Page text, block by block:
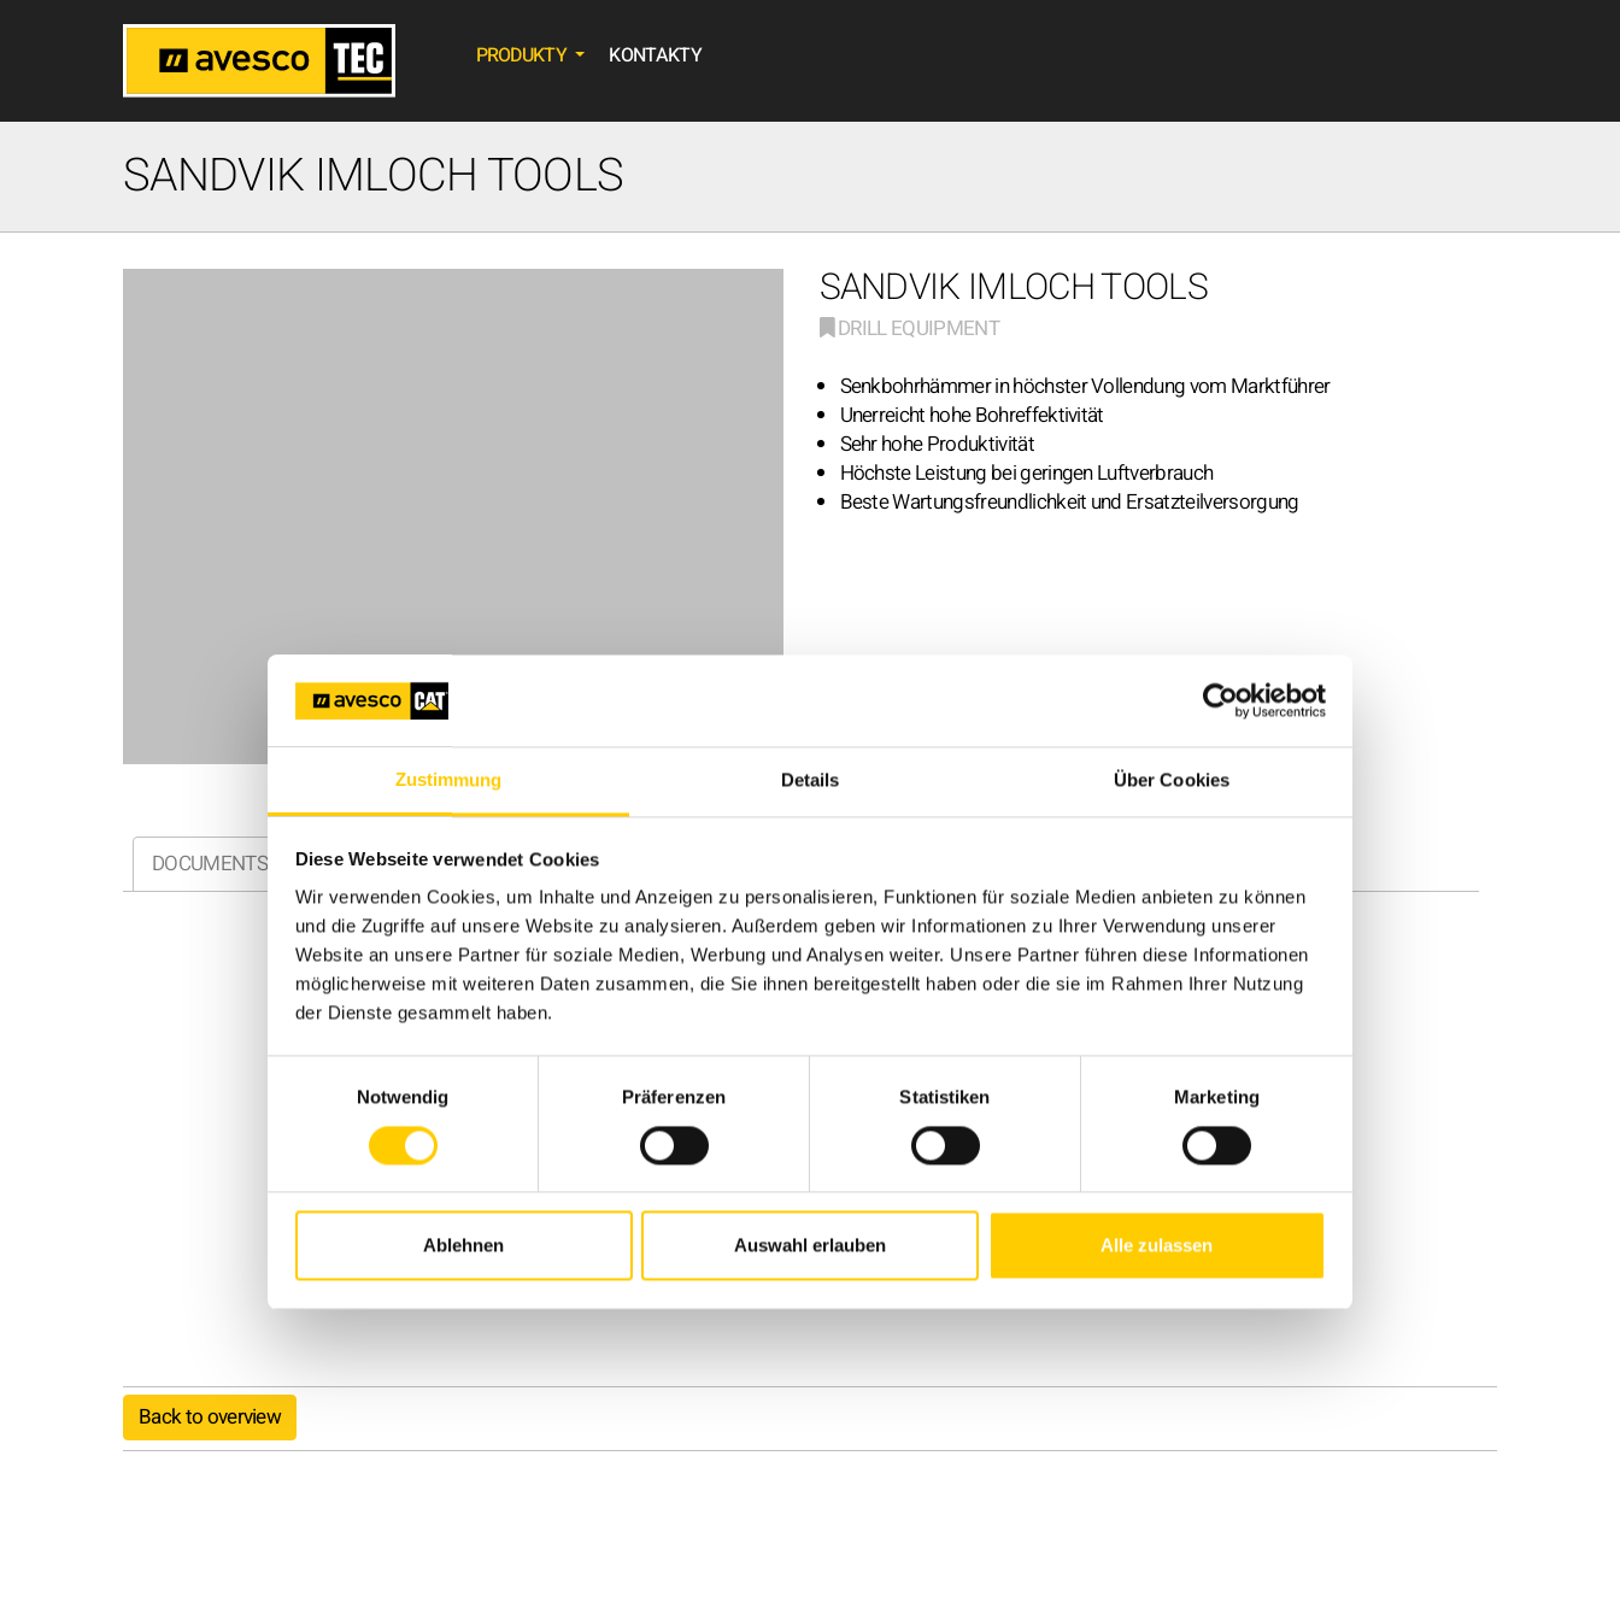
Zustimmung Details Über Cookies
Diese Webseite verwendet Cookies
Wir verwenden Cookies, um Inhalte und Anzeigen zu personalisieren, Funktionen für soziale Medien anbieten zu können
und die Zugriffe auf unsere Website zu analysieren. Außerdem geben wir Informationen zu Ihrer Verwendung unserer
Website an unsere Partner für soziale Medien, Werbung und Analysen weiter. Unsere Partner führen diese Informationen
möglicherweise mit weiteren Daten zusammen, die Sie ihnen bereitgestellt haben oder die sie im Rahmen Ihrer Nutzung
der Dienste gesammelt haben.
Notwendig
Präferenzen Statistiken Marketing
Ablehnen Auswahl erlauben Alle zulassen
PRODUKTY KONTAKTY
SANDVIK IMLOCH TOOLS
SANDVIK IMLOCH TOOLS
DRILL EQUIPMENT
Senkbohrhämmer in höchster Vollendung vom Marktführer
Unerreicht hohe Bohreffektivität
Sehr hohe Produktivität
Höchste Leistung bei geringen Luftverbrauch
Beste Wartungsfreundlichkeit und Ersatzteilversorgung
DOCUMENTS
Back to overview